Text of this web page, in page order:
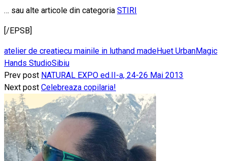
… sau alte articole din categoria STIRI
[/EPSB]
atelier de creatiecu mainile in luthand madeHuet UrbanMagic
Hands StudioSibiu
Prev post NATURAL EXPO ed.II-a, 24-26 Mai 2013
Next post Celebreaza copilaria!